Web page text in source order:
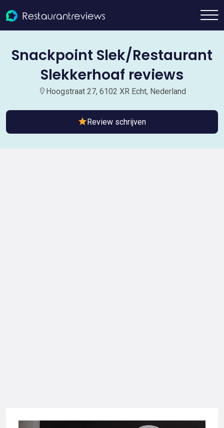
Snackpoint Slek/Restaurant
Slekkerhoaf reviews
Hoogstraat 27, 6102 XR Echt, Nederland
Review schrijven